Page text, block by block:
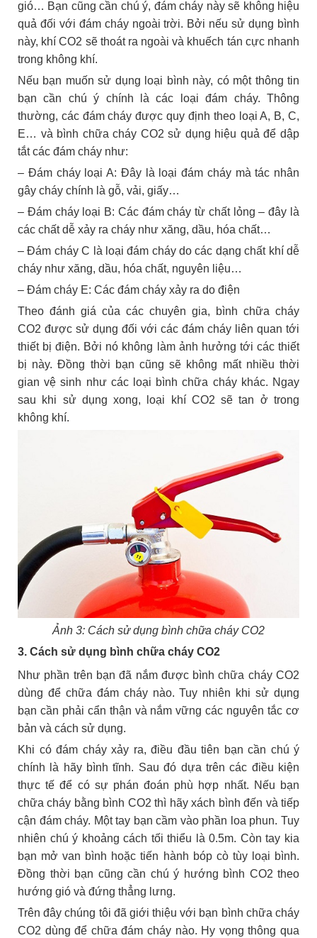
gió… Bạn cũng cần chú ý, đám cháy này sẽ không hiệu
quả đối với đám cháy ngoài trời. Bởi nếu sử dụng bình
này, khí CO2 sẽ thoát ra ngoài và khuếch tán cực nhanh
trong không khí.
Nếu bạn muốn sử dụng loại bình này, có một thông tin
bạn cần chú ý chính là các loại đám cháy. Thông
thường, các đám cháy được quy định theo loại A, B, C,
E… và bình chữa cháy CO2 sử dụng hiệu quả để dập
tắt các đám cháy như:
– Đám cháy loại A: Đây là loại đám cháy mà tác nhân
gây cháy chính là gỗ, vải, giấy…
– Đám cháy loại B: Các đám cháy từ chất lỏng – đây là
các chất dễ xảy ra cháy như xăng, dầu, hóa chất…
– Đám cháy C là loại đám cháy do các dạng chất khí dễ
cháy như xăng, dầu, hóa chất, nguyên liệu…
– Đám cháy E: Các đám cháy xảy ra do điện
Theo đánh giá của các chuyên gia, bình chữa cháy
CO2 được sử dụng đối với các đám cháy liên quan tới
thiết bị điện. Bởi nó không làm ảnh hưởng tới các thiết
bị này. Đồng thời bạn cũng sẽ không mất nhiều thời
gian vệ sinh như các loại bình chữa cháy khác. Ngay
sau khi sử dụng xong, loại khí CO2 sẽ tan ở trong
không khí.
Ảnh 3: Cách sử dụng bình chữa cháy CO2
3. Cách sử dụng bình chữa cháy CO2
Như phần trên bạn đã nắm được bình chữa cháy CO2
dùng để chữa đám cháy nào. Tuy nhiên khi sử dụng
bạn cần phải cẩn thận và nắm vững các nguyên tắc cơ
bản và cách sử dụng.
Khi có đám cháy xảy ra, điều đầu tiên bạn cần chú ý
chính là hãy bình tĩnh. Sau đó dựa trên các điều kiện
thực tế để có sự phán đoán phù hợp nhất. Nếu bạn
chữa cháy bằng bình CO2 thì hãy xách bình đến và tiếp
cận đám cháy. Một tay bạn cầm vào phần loa phun. Tuy
nhiên chú ý khoảng cách tối thiểu là 0.5m. Còn tay kia
bạn mở van bình hoặc tiến hành bóp cò tùy loại bình.
Đồng thời bạn cũng cần chú ý hướng bình CO2 theo
hướng gió và đứng thẳng lưng.
Trên đây chúng tôi đã giới thiệu với bạn bình chữa cháy
CO2 dùng để chữa đám cháy nào. Hy vọng thông qua